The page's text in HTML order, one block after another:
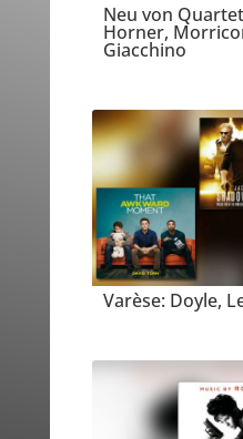
Neu von
Horner,
Giacchino
Varèse: Doyle,